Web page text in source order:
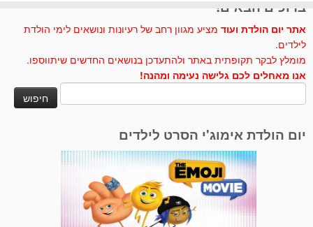
ברוכים הבאים!
אתר יום הולדת ועוד מציע מגוון רחב של רעיונות ונושאים לימי הולדת
לילדים.
מומלץ לבקר תקופתית באתר ולהתעדכן בנושאים החדשים שיתווספו.
אנו מאחלים לכם גלישה נעימה ומהנה!
יום הולדת אימוג'י הסרט לילדים